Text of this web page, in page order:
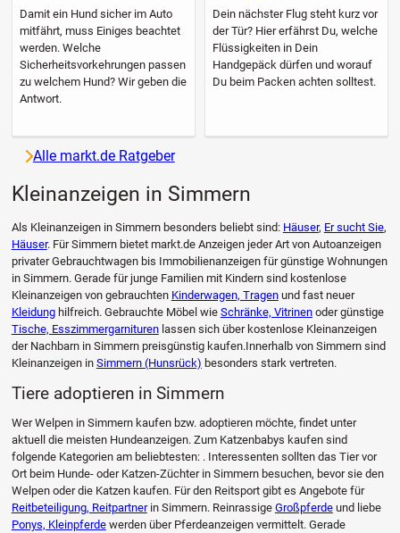
Damit ein Hund sicher im Auto
mitfährt, muss Einiges beachtet
werden. Welche
Sicherheitsvorkehrungen passen
zu welchem Hund? Wir geben die
Antwort.
Dein nächster Flug steht kurz vor
der Tür? Hier erfährst Du, welche
Flüssigkeiten in Dein
Handgepäck dürfen und worauf
Du beim Packen achten solltest.
Alle markt.de Ratgeber
Kleinanzeigen in Simmern
Als Kleinanzeigen in Simmern besonders beliebt sind: Häuser, Er sucht Sie,
Häuser. Für Simmern bietet markt.de Anzeigen jeder Art von Autoanzeigen
privater Gebrauchtwagen bis Immobilienanzeigen für günstige Wohnungen
in Simmern. Gerade für junge Familien mit Kindern sind kostenlose
Kleinanzeigen von gebrauchten Kinderwagen, Tragenund fast neuer
Kleidunghilfreich. Gebrauchte Möbel wie Schränke, Vitrinenoder günstige
Tische, Esszimmergarniturenlassen sich über kostenlose Kleinanzeigen
der Nachbarn in Simmern preisgünstig kaufen.Innerhalb von Simmern sind
Kleinanzeigen in Simmern (Hunsrück) besonders stark vertreten.
Tiere adoptieren in Simmern
Wer Welpen in Simmern kaufen bzw. adoptieren möchte, findet unter
aktuell die meisten Hundeanzeigen. Zum Katzenbabys kaufen sind
folgende Kategorien am beliebtesten: . Interessenten sollten das Tier vor
Ort beim Hunde- oder Katzen-Züchter in Simmern besuchen, bevor sie den
Welpen oder die Katzen kaufen. Für den Reitsport gibt es Angebote für
Reitbeteiligung, Reitpartnerin Simmern. Reinrassige Großpferdeund liebe
Ponys, Kleinpferdewerden über Pferdeanzeigen vermittelt. Gerade